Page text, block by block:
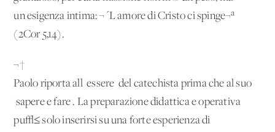
un'esigenza intima: ¬´L'amore di Cristo ci spinge¬ª
(2Cor 5,14).
¬†
Paolo riporta all''essere' del catechista prima che al suo
'sapere e fare'. La preparazione didattica e operativa
pu√≤ solo inserirsi su una forte esperienza di